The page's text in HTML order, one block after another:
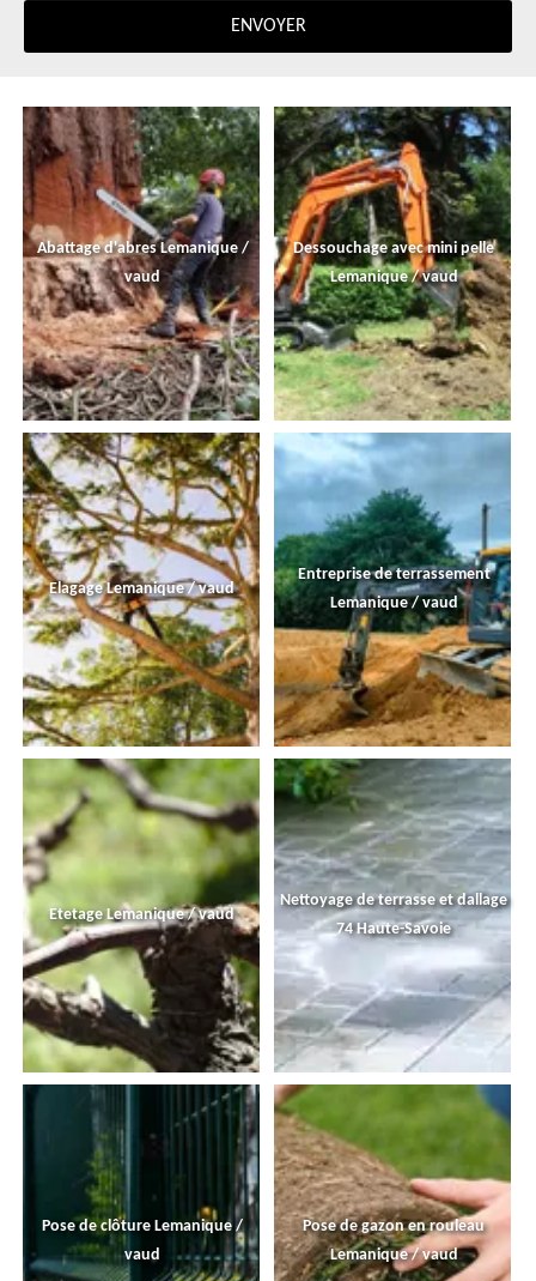
Abattage d'abres Lemanique /
vaud
Dessouchage avec mini pelle
Lemanique / vaud
Elagage Lemanique / vaud
Entreprise de terrassement
Lemanique / vaud
Etetage Lemanique / vaud
Nettoyage de terrasse et dallage
74 Haute-Savoie
Pose de clôture Lemanique /
vaud
Pose de gazon en rouleau
Lemanique / vaud